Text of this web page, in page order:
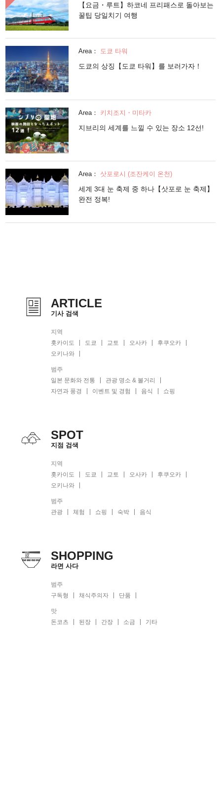
【요금・루트】하코네 프리패스로 돌아보는
꿀팁 당일치기 여행
Area： 도쿄 타워
도쿄의 상징【도쿄 타워】를 보러가자！
Area： 키치조지・미타카
지브리의 세계를 느낄 수 있는 장소 12선!
Area： 삿포로시 (조잔케이 온천)
세계 3대 눈 축제 중 하나【삿포로 눈 축제】
완전 정복!
ARTICLE
기사 검색
지역
홋카이도
도쿄 교토 오사카
후쿠오카
오키나와
범주
일본 문화와 전통
관광 명소 & 볼거리
자연과 풍경
이벤트 및 경험 음식 쇼핑
SPOT
지점 검색
지역
홋카이도
도쿄 교토 오사카
후쿠오카
오키나와
범주
관광
체험 쇼핑 숙박 음식
SHOPPING
라면 사다
범주
구독형
채식주의자 단품
맛
돈코츠
된장 간장 소금 기타